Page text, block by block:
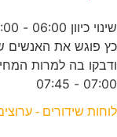
כץ פוגש את האנשים
ודבקו בה למרות
07:00 - 07:45
לוחות שידורים -